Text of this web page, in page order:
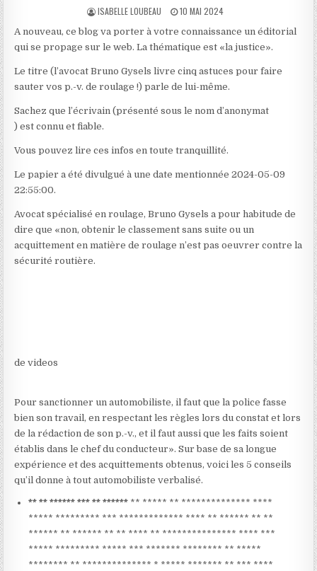
AUTHOR:
ISABELLE LOUBEAU
PUBLISHED
10 MAI 2024
A nouveau, ce blog va porter à votre connaissance un éditorial
qui se propage sur le web. La thématique est «la justice».
Le titre (l’avocat Bruno Gysels livre cinq astuces pour faire
sauter vos p.-v. de roulage !) parle de lui-même.
Sachez que l’écrivain (présenté sous le nom d’anonymat
) est connu et fiable.
Vous pouvez lire ces infos en toute tranquillité.
Le papier a été divulgué à une date mentionnée 2024-05-09
22:55:00.
Avocat spécialisé en roulage, Bruno Gysels a pour habitude de
dire que «non, obtenir le classement sans suite ou un
acquittement en matière de roulage n’est pas oeuvrer contre la
sécurité routière.
de videos
Pour sanctionner un automobiliste, il faut que la police fasse
bien son travail, en respectant les règles lors du constat et lors
de la rédaction de son p.-v., et il faut aussi que les faits soient
établis dans le chef du conducteur». Sur base de sa longue
expérience et des acquittements obtenus, voici les 5 conseils
qu’il donne à tout automobiliste verbalisé.
** ** ****** *** ** ****** ** ***** ** ************** ****
***** ********* *** ************* **** ** ****** ** **
****** ** ****** ** ** **** ** *************** **** ***
***** ********* ***** *** ******* ******** ** *****
******** ** ************** * ***** ******* ** *** ****